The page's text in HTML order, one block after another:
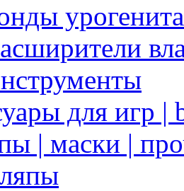
для игр |
| маски |